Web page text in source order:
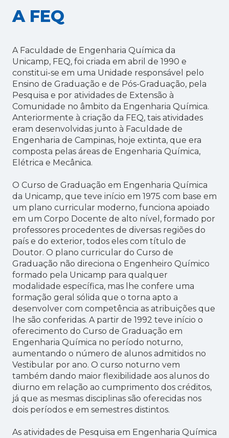
A FEQ
A Faculdade de Engenharia Química da
Unicamp, FEQ, foi criada em abril de 1990 e
constitui-se em uma Unidade responsável pelo
Ensino de Graduação e de Pós-Graduação, pela
Pesquisa e por atividades de Extensão à
Comunidade no âmbito da Engenharia Química.
Anteriormente à criação da FEQ, tais atividades
eram desenvolvidas junto à Faculdade de
Engenharia de Campinas, hoje extinta, que era
composta pelas áreas de Engenharia Química,
Elétrica e Mecânica.
O Curso de Graduação em Engenharia Química
da Unicamp, que teve início em 1975 com base em
um plano curricular moderno, funciona apoiado
em um Corpo Docente de alto nível, formado por
professores procedentes de diversas regiões do
país e do exterior, todos eles com título de
Doutor. O plano curricular do Curso de
Graduação não direciona o Engenheiro Químico
formado pela Unicamp para qualquer
modalidade específica, mas lhe confere uma
formação geral sólida que o torna apto a
desenvolver com competência as atribuições que
lhe são conferidas. A partir de 1992 teve início o
oferecimento do Curso de Graduação em
Engenharia Química no período noturno,
aumentando o número de alunos admitidos no
Vestibular por ano. O curso noturno vem
também dando maior flexibilidade aos alunos do
diurno em relação ao cumprimento dos créditos,
já que as mesmas disciplinas são oferecidas nos
dois períodos e em semestres distintos.
As atividades de Pesquisa em Engenharia Química